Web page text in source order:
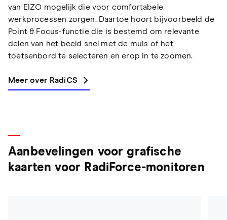
van EIZO mogelijk die voor comfortabele
werkprocessen zorgen. Daartoe hoort bijvoorbeeld de
Point & Focus-functie die is bestemd om relevante
delen van het beeld snel met de muis of het
toetsenbord te selecteren en erop in te zoomen.
Meer over RadiCS
Aanbevelingen voor grafische
kaarten voor RadiForce-monitoren